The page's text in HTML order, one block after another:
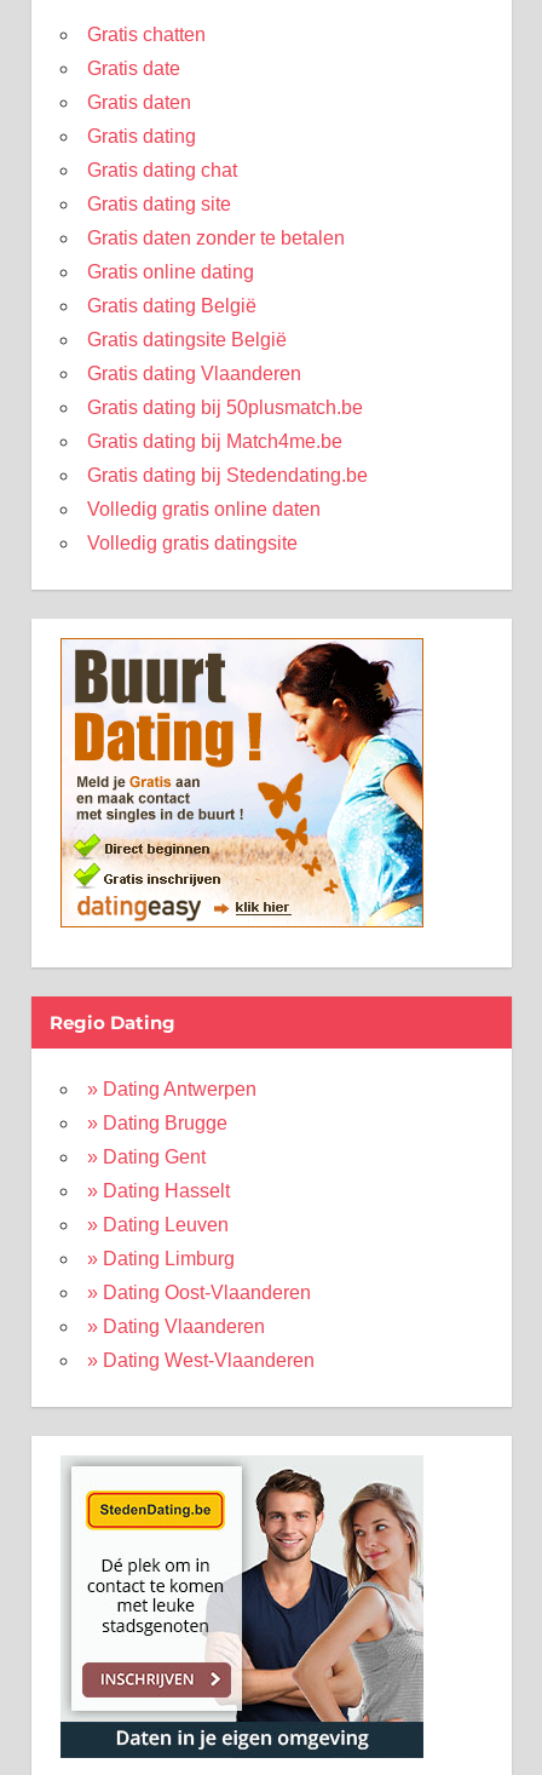
Gratis chatten
Gratis date
Gratis daten
Gratis dating
Gratis dating chat
Gratis dating site
Gratis daten zonder te betalen
Gratis online dating
Gratis dating België
Gratis datingsite België
Gratis dating Vlaanderen
Gratis dating bij 50plusmatch.be
Gratis dating bij Match4me.be
Gratis dating bij Stedendating.be
Volledig gratis online daten
Volledig gratis datingsite
Regio Dating
» Dating Antwerpen
» Dating Brugge
» Dating Gent
» Dating Hasselt
» Dating Leuven
» Dating Limburg
» Dating Oost-Vlaanderen
» Dating Vlaanderen
» Dating West-Vlaanderen